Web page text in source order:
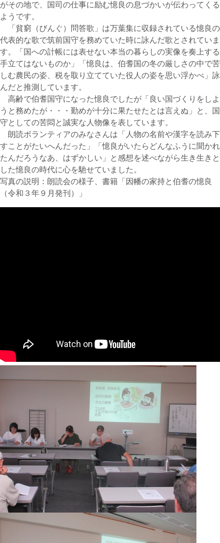
がその地で、国司の仕事に励む憶良の息づかいが伝わってくる
ようです。
「貧窮（びんぐ）問答歌」は万葉集に収録されている憶良の
代表的な歌で筑前国守を務めていた時に詠んだ歌とされていま
す。「国への計帳には表せない本当の暮らしの実像を奏上する
手立てはないものか」「憶良は、伯耆国の冬の厳しさの中で苦
しむ農民の姿、税を取り立てていた役人の姿を思い浮かべ」詠
んだと推測しています。
高齢で伯耆国守になった憶良でしたが「良い国づくりをしよ
うと務めたが・・・勤めが十分に果たせたとは言えぬ」と、国
守としての苦悶と誠実な人物像を表しています。
朗読ボランティアのみなさんは「人物の名前や漢字を読み下
すことがたいへんだった」「憶良がいたらどんなふうに聞かれ
たんだろうなあ、はずかしい」と感想を述べながら生き生きと
した憶良の時代に心を馳せていました。
写真の説明：朗読会の様子、書籍「因幡の家持と伯耆の憶良
（令和３年９月発刊）」